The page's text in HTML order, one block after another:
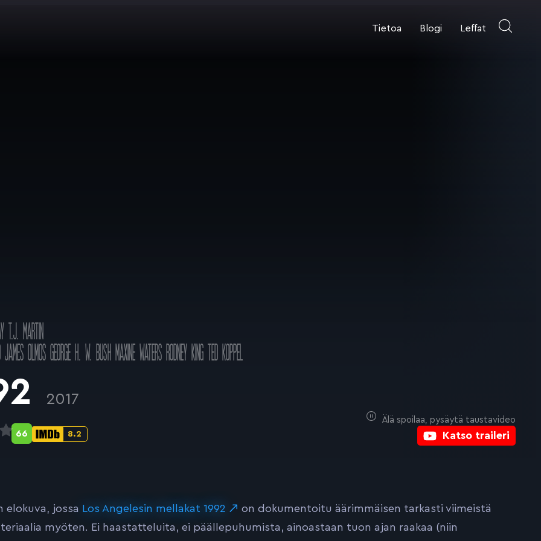
Tietoa Blogi Leffat
Katso traileri
Älä spoilaa, pysäytä taustavideo
T.J. MARTIN
JAMES OLMOSGEORGE H. W. BUSHMAXINE WATERSRODNEY KINGTED KOPPEL
2017
IMDb-
8.2
Metascore-
66
elokuva, jossa Los Angelesin mellakat 1992
on dokumentoitu äärimmäisen tarkasti viimeistä
myöten. Ei haastatteluita, ei päällepuhumista, ainoastaan tuon ajan raakaa (niin